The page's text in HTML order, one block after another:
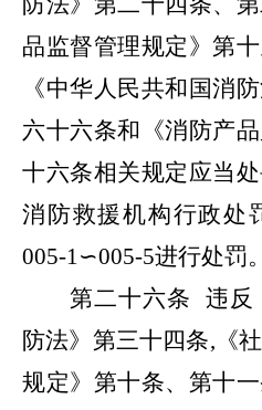
品监督管理规定》第
《中华人民共和国消
六十六条和《消防产
十六条相关规定应当
消防救援机构行政处
005-1∽005-5进行处罚。
第二十六条
违反
防法》第三十四条, 《
规定》第十条、第十